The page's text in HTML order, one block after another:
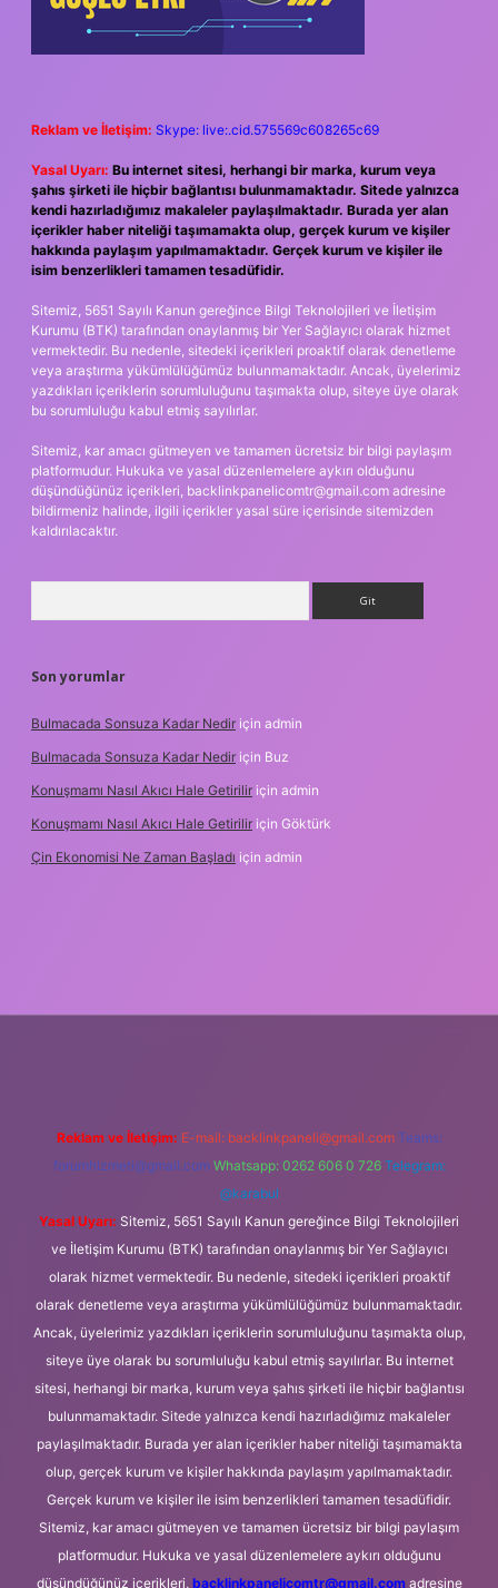
Reklam ve İletişim: Skype: live:.cid.575569c608265c69
Yasal Uyarı: Bu internet sitesi, herhangi bir marka, kurum veya
şahıs şirketi ile hiçbir bağlantısı bulunmamaktadır. Sitede yalnızca
kendi hazırladığımız makaleler paylaşılmaktadır. Burada yer alan
içerikler haber niteliği taşımamakta olup, gerçek kurum ve kişiler
hakkında paylaşım yapılmamaktadır. Gerçek kurum ve kişiler ile
isim benzerlikleri tamamen tesadüfidir.
Sitemiz, 5651 Sayılı Kanun gereğince Bilgi Teknolojileri ve İletişim
Kurumu (BTK) tarafından onaylanmış bir Yer Sağlayıcı olarak hizmet
vermektedir. Bu nedenle, sitedeki içerikleri proaktif olarak denetleme
veya araştırma yükümlülüğümüz bulunmamaktadır. Ancak, üyelerimiz
yazdıkları içeriklerin sorumluluğunu taşımakta olup, siteye üye olarak
bu sorumluluğu kabul etmiş sayılırlar.
Sitemiz, kar amacı gütmeyen ve tamamen ücretsiz bir bilgi paylaşım
platformudur. Hukuka ve yasal düzenlemelere aykırı olduğunu
düşündüğünüz içerikleri, backlinkpanelicomtr@gmail.com adresine
bildirmeniz halinde, ilgili içerikler yasal süre içerisinde sitemizden
kaldırılacaktır.
Son yorumlar
Bulmacada Sonsuza Kadar Nedir için admin
Bulmacada Sonsuza Kadar Nedir için Buz
Konuşmamı Nasıl Akıcı Hale Getirilir için admin
Konuşmamı Nasıl Akıcı Hale Getirilir için Göktürk
Çin Ekonomisi Ne Zaman Başladı için admin
Reklam ve İletişim: E-mail: backlinkpaneli@gmail.com Teams:
forumhizmeti@gmail.com Whatsapp: 0262 606 0 726 Telegram:
@karabul
Yasal Uyarı: Sitemiz, 5651 Sayılı Kanun gereğince Bilgi Teknolojileri
ve İletişim Kurumu (BTK) tarafından onaylanmış bir Yer Sağlayıcı
olarak hizmet vermektedir. Bu nedenle, sitedeki içerikleri proaktif
olarak denetleme veya araştırma yükümlülüğümüz bulunmamaktadır.
Ancak, üyelerimiz yazdıkları içeriklerin sorumluluğunu taşımakta olup,
siteye üye olarak bu sorumluluğu kabul etmiş sayılırlar. Bu internet
sitesi, herhangi bir marka, kurum veya şahıs şirketi ile hiçbir bağlantısı
bulunmamaktadır. Sitede yalnızca kendi hazırladığımız makaleler
paylaşılmaktadır. Burada yer alan içerikler haber niteliği taşımamakta
olup, gerçek kurum ve kişiler hakkında paylaşım yapılmamaktadır.
Gerçek kurum ve kişiler ile isim benzerlikleri tamamen tesadüfidir.
Sitemiz, kar amacı gütmeyen ve tamamen ücretsiz bir bilgi paylaşım
platformudur. Hukuka ve yasal düzenlemelere aykırı olduğunu
düşündüğünüz içerikleri, backlinkpanelicomtr@gmail.comadresine